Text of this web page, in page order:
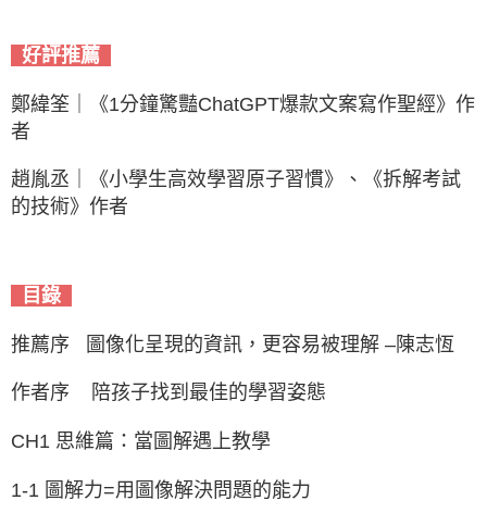
好評推薦
鄭緯筌｜《1分鐘驚豔ChatGPT爆款文案寫作聖經》作
者
趙胤丞｜《小學生高效學習原子習慣》、《拆解考試
的技術》作者
目錄
推薦序 圖像化呈現的資訊，更容易被理解 –陳志恆
作者序 陪孩子找到最佳的學習姿態
CH1 思維篇：當圖解遇上教學
1-1 圖解力=用圖像解決問題的能力